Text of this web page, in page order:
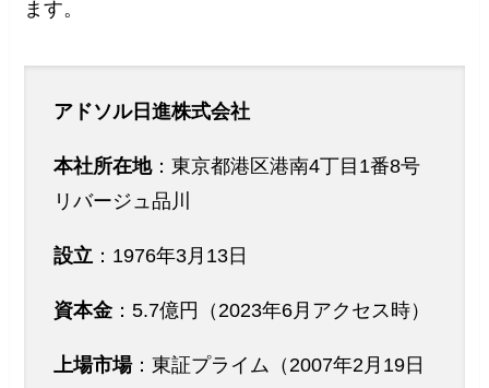
ます。
アドソル日進株式会社
本社所在地：東京都港区港南4丁目1番8号
リバージュ品川
設立 ：1976年3月13日
資本金 ：5.7億円（2023年6月アクセス時）
上場市場：東証プライム（2007年2月19日